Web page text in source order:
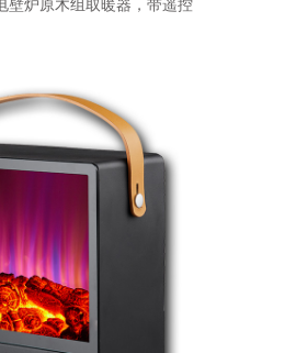
壁炉原木组取暖器，带遥控